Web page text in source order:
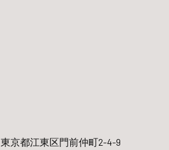
東京都江東区門前仲町2-4-9